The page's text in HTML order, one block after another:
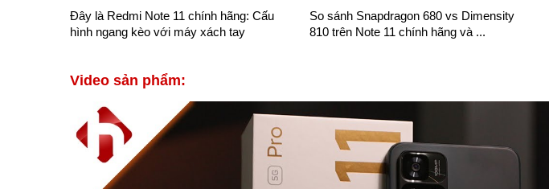
Đây là Redmi Note 11 chính hãng: Cấu
hình ngang kèo với máy xách tay
So sánh Snapdragon 680 vs Dimensity
810 trên Note 11 chính hãng và ...
Video sản phẩm: